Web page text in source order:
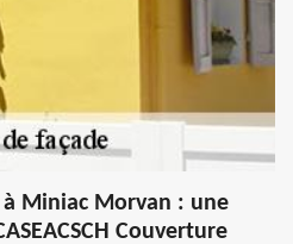
à Miniac Morvan : une
Couverture